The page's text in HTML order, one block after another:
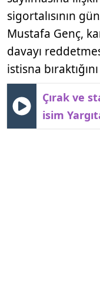
sigortalısının
Mustafa Genç,
davayı
istisna
Çırak ve
isim